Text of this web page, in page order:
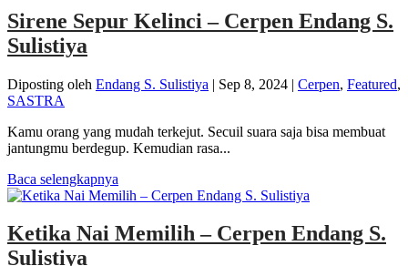
Sirene Sepur Kelinci – Cerpen Endang S.
Sulistiya
Diposting oleh Endang S. Sulistiya | Sep 8, 2024 | Cerpen, Featured,
SASTRA
Kamu orang yang mudah terkejut. Secuil suara saja bisa membuat
jantungmu berdegup. Kemudian rasa...
Baca selengkapnya
Ketika Nai Memilih – Cerpen Endang S.
Sulistiya